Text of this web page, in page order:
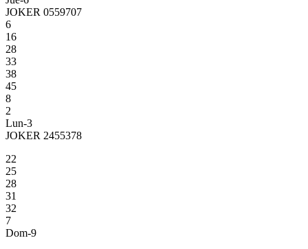
JOKER 0559707
6
16
28
33
38
45
8
2
Lun-3
JOKER 2455378
22
25
28
31
32
7
Dom-9